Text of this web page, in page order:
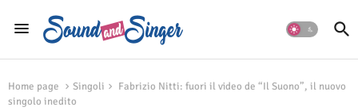
Home page Singoli
Fabrizio Nitti: fuori il video de “Il Suono”, il nuovo
singolo inedito